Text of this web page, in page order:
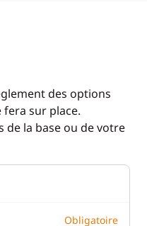
des options
sur place.
de la base ou de votre
Obligatoire